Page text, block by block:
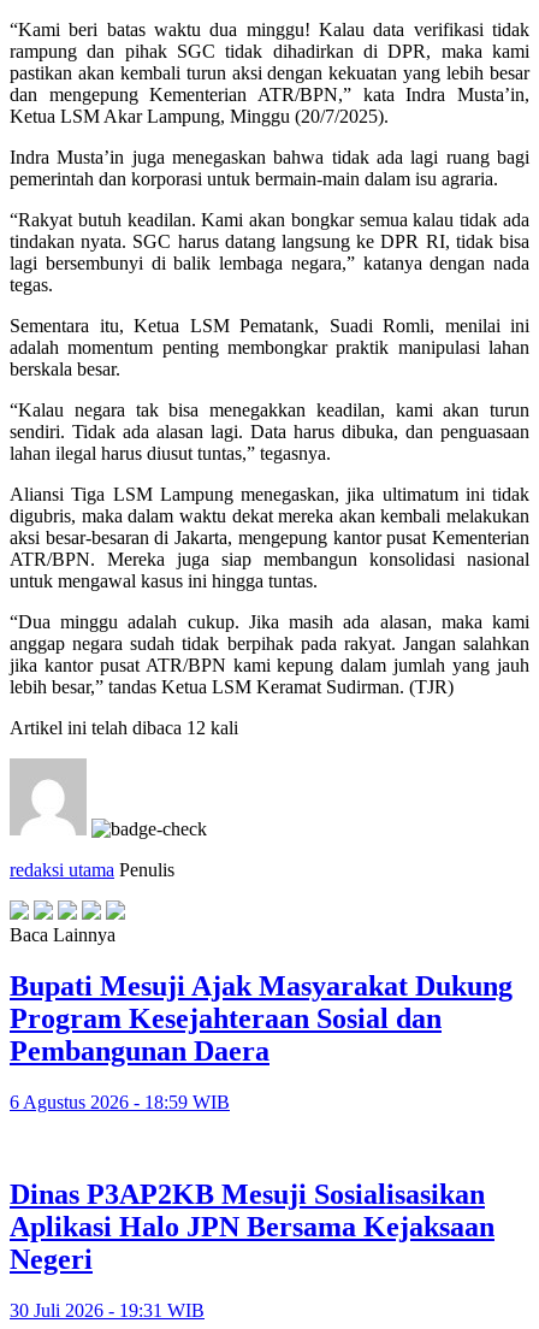
“Kami beri batas waktu dua minggu! Kalau data verifikasi tidak
rampung dan pihak SGC tidak dihadirkan di DPR, maka kami
pastikan akan kembali turun aksi dengan kekuatan yang lebih besar
dan mengepung Kementerian ATR/BPN,” kata Indra Musta’in,
Ketua LSM Akar Lampung, Minggu (20/7/2025).
Indra Musta’in juga menegaskan bahwa tidak ada lagi ruang bagi
pemerintah dan korporasi untuk bermain-main dalam isu agraria.
“Rakyat butuh keadilan. Kami akan bongkar semua kalau tidak ada
tindakan nyata. SGC harus datang langsung ke DPR RI, tidak bisa
lagi bersembunyi di balik lembaga negara,” katanya dengan nada
tegas.
Sementara itu, Ketua LSM Pematank, Suadi Romli, menilai ini
adalah momentum penting membongkar praktik manipulasi lahan
berskala besar.
“Kalau negara tak bisa menegakkan keadilan, kami akan turun
sendiri. Tidak ada alasan lagi. Data harus dibuka, dan penguasaan
lahan ilegal harus diusut tuntas,” tegasnya.
Aliansi Tiga LSM Lampung menegaskan, jika ultimatum ini tidak
digubris, maka dalam waktu dekat mereka akan kembali melakukan
aksi besar-besaran di Jakarta, mengepung kantor pusat Kementerian
ATR/BPN. Mereka juga siap membangun konsolidasi nasional
untuk mengawal kasus ini hingga tuntas.
“Dua minggu adalah cukup. Jika masih ada alasan, maka kami
anggap negara sudah tidak berpihak pada rakyat. Jangan salahkan
jika kantor pusat ATR/BPN kami kepung dalam jumlah yang jauh
lebih besar,” tandas Ketua LSM Keramat Sudirman. (TJR)
Artikel ini telah dibaca 12 kali
redaksi utama Penulis
Baca Lainnya
Bupati Mesuji Ajak Masyarakat Dukung
Program Kesejahteraan Sosial dan
Pembangunan Daera
6 Agustus 2026 - 18:59 WIB
Dinas P3AP2KB Mesuji Sosialisasikan
Aplikasi Halo JPN Bersama Kejaksaan
Negeri
30 Juli 2026 - 19:31 WIB